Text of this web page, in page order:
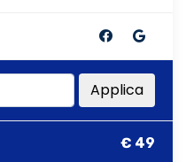
Applica
€ 49